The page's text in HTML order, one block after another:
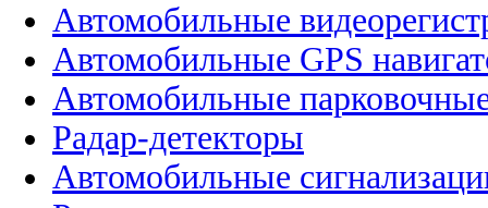
Автомобильные
Автомобильные GPS
Автомобильные
Радар-детекторы
Автомобильные